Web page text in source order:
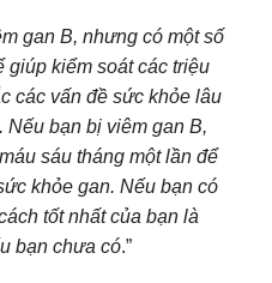
gan B, nhưng có một số
giúp kiểm soát các triệu
các vấn đề sức khỏe lâu
bạn bị viêm gan B,
sáu tháng một lần để
khỏe gan. Nếu bạn có
tốt nhất của bạn là
bạn chưa có.”